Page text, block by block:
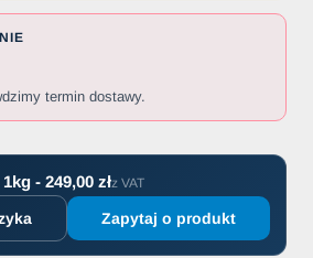
termin dostawy.
- 249,00 złz VAT
Zapytaj o produkt